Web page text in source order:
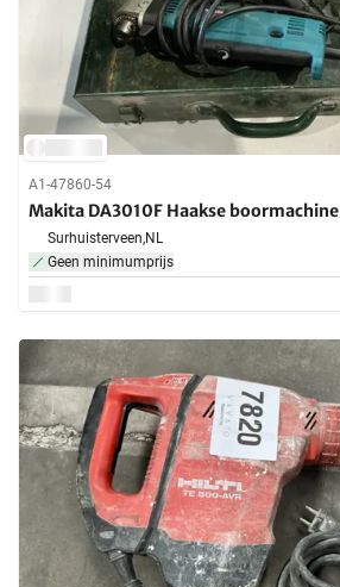
A1-47860-54
Makita DA3010F Haakse boormachine
Surhuisterveen,NL
Geen minimumprijs